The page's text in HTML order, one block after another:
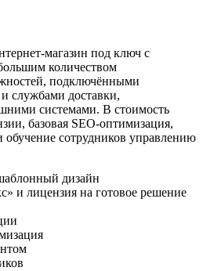
магазин под ключ с
количеством
подключёнными
службами доставки,
системами. В стоимость
базовая SEO-оптимизация,
обучение сотрудников управлению
дизайн
и лицензия на готовое решение